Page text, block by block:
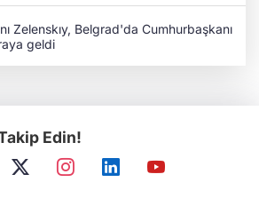
Zelenskıy, Belgrad'da Cumhurbaşkanı
geldi
Edin!